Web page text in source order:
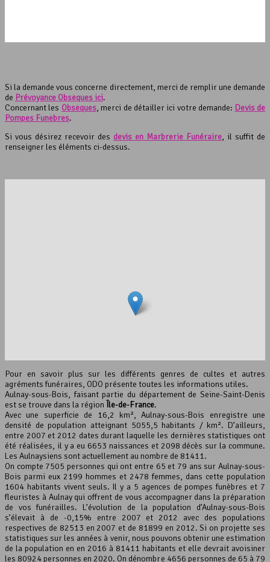
Si la demande vous concerne directement, merci de remplir une demande
de Prévoyance Obsèques ici.
Concernant les Obsèques, merci de détailler ici votre demande: Devis de
Pompes Funèbres.
Si vous désirez recevoir des devis en Marbrerie Funéraire, il suffit de
renseigner les éléments ci-dessus.
Leaflet, ©OpenStreetMapcontributeurs
interserver coupons
Pour en savoir plus sur les différents genres de cultes et autres
agréments funéraires, ODO présente toutes les informations utiles.
Aulnay-sous-Bois, faisant partie du département de Seine-Saint-Denis
est se trouve dans la région Île-de-France.
Avec une superficie de 16,2 km², Aulnay-sous-Bois enregistre une
densité de population atteignant 5055,5 habitants / km². D’ailleurs,
entre 2007 et 2012 dates durant laquelle les dernières statistiques ont
été réalisées, il y a eu 6653 naissances et 2098 décès sur la commune.
Les Aulnaysiens sont actuellement au nombre de 81411.
On compte 7505 personnes qui ont entre 65 et 79 ans sur Aulnay-sous-
Bois parmi eux 2199 hommes et 2478 femmes, dans cette population
1604 habitants vivent seuls. Il y a 5 agences de pompes funèbres et 7
fleuristes à Aulnay qui offrent de vous accompagner dans la préparation
de vos funérailles. L’évolution de la population d’Aulnay-sous-Bois
s’élevait à de -0,15% entre 2007 et 2012 avec des populations
respectives de 82513 en 2007 et de 81899 en 2012. Si on projette ses
statistiques sur les années à venir, nous pouvons obtenir une estimation
de la population en en 2016 à 81411 habitants et elle devrait avoisiner
les 80924 personnes en 2020. On dénombre 4656 personnes de 65 à 79